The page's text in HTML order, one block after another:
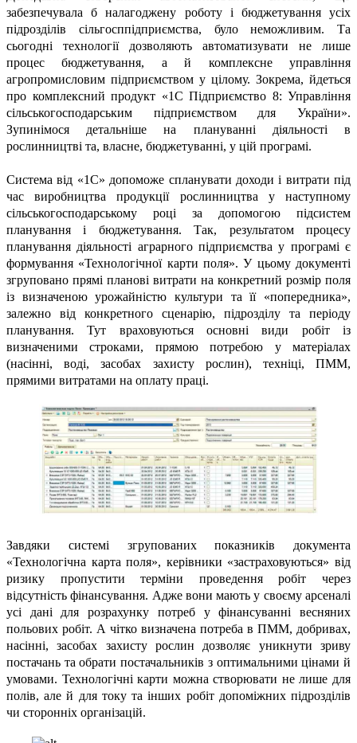
забезпечувала б налагоджену роботу і бюджетування усіх
підрозділів сільгосппідприємства, було неможливим. Та
сьогодні технології дозволяють автоматизувати не лише
процес бюджетування, а й комплексне управління
агропромисловим підприємством у цілому. Зокрема, йдеться
про комплексний продукт «1С Підприємство 8: Управління
сільськогосподарським підприємством для України».
Зупинімося детальніше на плануванні діяльності в
рослинництві та, власне, бюджетуванні, у цій програмі.
Система від «1С» допоможе спланувати доходи і витрати під
час виробництва продукції рослинництва у наступному
сільськогосподарському році за допомогою підсистем
планування і бюджетування. Так, результатом процесу
планування діяльності аграрного підприємства у програмі є
формування «Технологічної карти поля». У цьому документі
згруповано прямі планові витрати на конкретний розмір поля
із визначеною урожайністю культури та її «попередника»,
залежно від конкретного сценарію, підрозділу та періоду
планування. Тут враховуються основні види робіт із
визначеними строками, прямою потребою у матеріалах
(насінні, воді, засобах захисту рослин), техніці, ПММ,
прямими витратами на оплату праці.
Завдяки системі згрупованих показників документа
«Технологічна карта поля», керівники «застраховуються» від
ризику пропустити терміни проведення робіт через
відсутність фінансування. Адже вони мають у своєму арсеналі
усі дані для розрахунку потреб у фінансуванні весняних
польових робіт. А чітко визначена потреба в ПММ, добривах,
насінні, засобах захисту рослин дозволяє уникнути зриву
постачань та обрати постачальників з оптимальними цінами й
умовами. Технологічні карти можна створювати не лише для
полів, але й для току та інших робіт допоміжних підрозділів
чи сторонніх організацій.